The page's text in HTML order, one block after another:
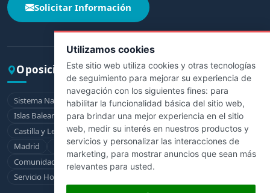
Utilizamos cookies
Este sitio web utiliza cookies y otras tecnologías
de seguimiento para mejorar su experiencia de
navegación con los siguientes fines: para
habilitar la funcionalidad básica del sitio web,
para brindar una mejor experiencia en el sitio
web, medir su interés en nuestros productos y
servicios y personalizar las interacciones de
marketing, para mostrar anuncios que sean más
relevantes para usted.
Solicitar Información
Oposiciones por comunidad
Sistema Nacional de Salud Andalucía Aragón
Asturias
Islas Baleares
Canarias Cantabria
Castilla-La Mancha
Castilla y León
Cataluña Extremadura Galicia
La Rioja
Madrid
Murcia Navarra
País Vasco
Comunidad Valenciana
Ceuta
Melilla
Servicio Hospitalario de la Defensa